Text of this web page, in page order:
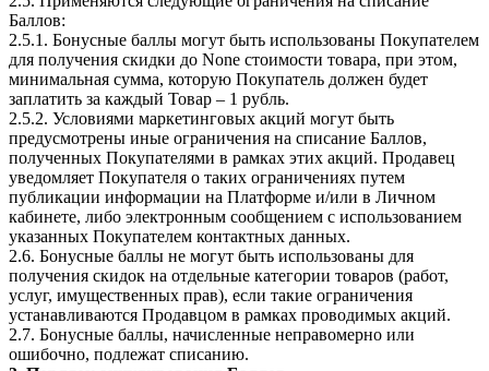
Баллов:
2.5.1. Бонусные баллы могут быть использованы Покупателем
для получения скидки до None стоимости товара, при этом,
минимальная сумма, которую Покупатель должен будет
заплатить за каждый Товар – 1 рубль.
2.5.2. Условиями маркетинговых акций могут быть
предусмотрены иные ограничения на списание Баллов,
полученных Покупателями в рамках этих акций. Продавец
уведомляет Покупателя о таких ограничениях путем
публикации информации на Платформе и/или в Личном
кабинете, либо электронным сообщением с использованием
указанных Покупателем контактных данных.
2.6. Бонусные баллы не могут быть использованы для
получения скидок на отдельные категории товаров (работ,
услуг, имущественных прав), если такие ограничения
устанавливаются Продавцом в рамках проводимых акций.
2.7. Бонусные баллы, начисленные неправомерно или
ошибочно, подлежат списанию.